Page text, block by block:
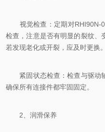
视觉检查：定期对RHI90N-
检查，注意是否有明显的裂纹、
若发现老化或开裂，应及时更换。
紧固状态检查：检查与驱动轴
确保所有连接件都牢固固定。
2、润滑保养